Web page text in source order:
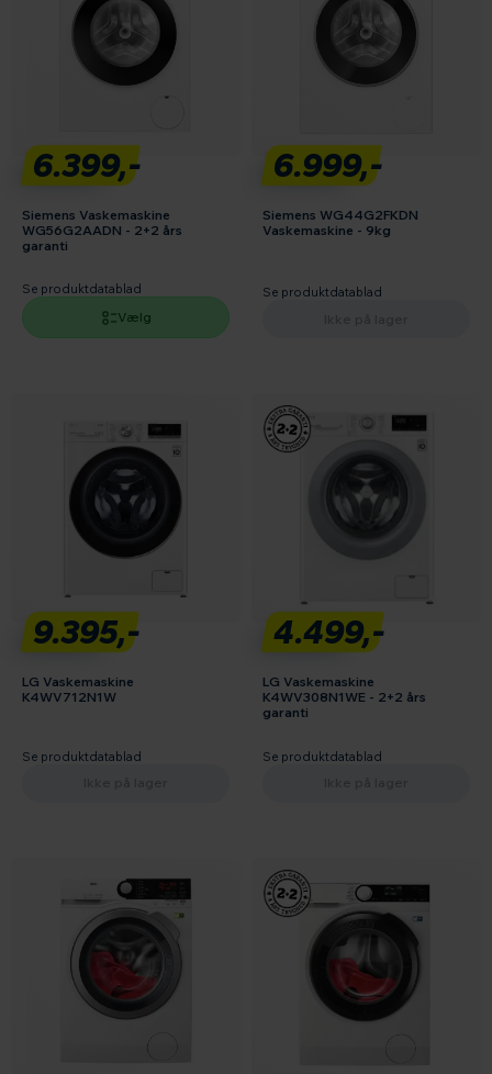
6.399,-
Siemens Vaskemaskine
WG56G2AADN - 2+2 års
garanti
Se produktdatablad
Vælg
6.999,-
Siemens WG44G2FKDN
Vaskemaskine - 9kg
Se produktdatablad
9.395,-
LG Vaskemaskine
K4WV712N1W
Se produktdatablad
4.499,-
LG Vaskemaskine
K4WV308N1WE - 2+2 års
garanti
Se produktdatablad